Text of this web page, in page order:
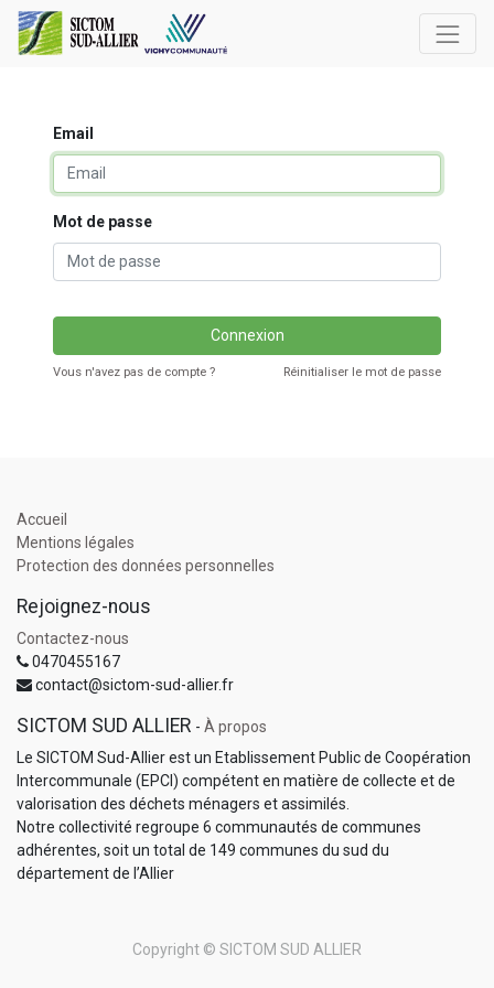
Email
Mot de passe
Connexion
Vous n'avez pas de compte ? Réinitialiser le mot de passe
Accueil
Mentions légales
Protection des données personnelles
Rejoignez-nous
Contactez-nous
0470455167
contact@sictom-sud-allier.fr
SICTOM SUD ALLIER - À propos
Le SICTOM Sud-Allier est un Etablissement Public de Coopération
Intercommunale (EPCI) compétent en matière de collecte et de
valorisation des déchets ménagers et assimilés.
Notre collectivité regroupe 6 communautés de communes
adhérentes, soit un total de 149 communes du sud du
département de l’Allier
Copyright © SICTOM SUD ALLIER